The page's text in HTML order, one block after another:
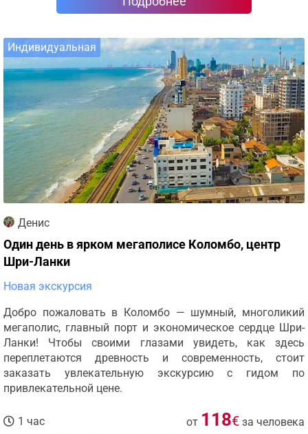
Индивидуальная
Денис
Один день в ярком мегаполисе Коломбо, центр
Шри-Ланки
Новая экскурсия
Добро пожаловать в Коломбо — шумный, многоликий
мегаполис, главный порт и экономическое сердце Шри-
Ланки! Чтобы своими глазами увидеть, как здесь
переплетаются древность и современность, стоит
заказать увлекательную экскурсию с гидом по
привлекательной цене.
1 час от 118€ за человека